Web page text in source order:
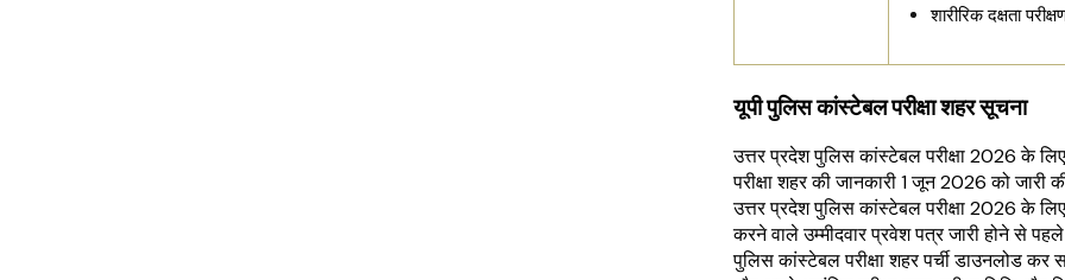
शारीरिक दक्षता
यूपी पुलिस कांस्टेबल परीक्षा शहर सूचना
उत्तर प्रदेश पुलिस कांस्टेबल परीक्षा 2026 के
परीक्षा शहर की जानकारी 1 जून 2026 को जारी
उत्तर प्रदेश पुलिस कांस्टेबल परीक्षा 2026 के
करने वाले उम्मीदवार प्रवेश पत्र जारी होने से
पुलिस कांस्टेबल परीक्षा शहर पर्ची डाउनलोड कर